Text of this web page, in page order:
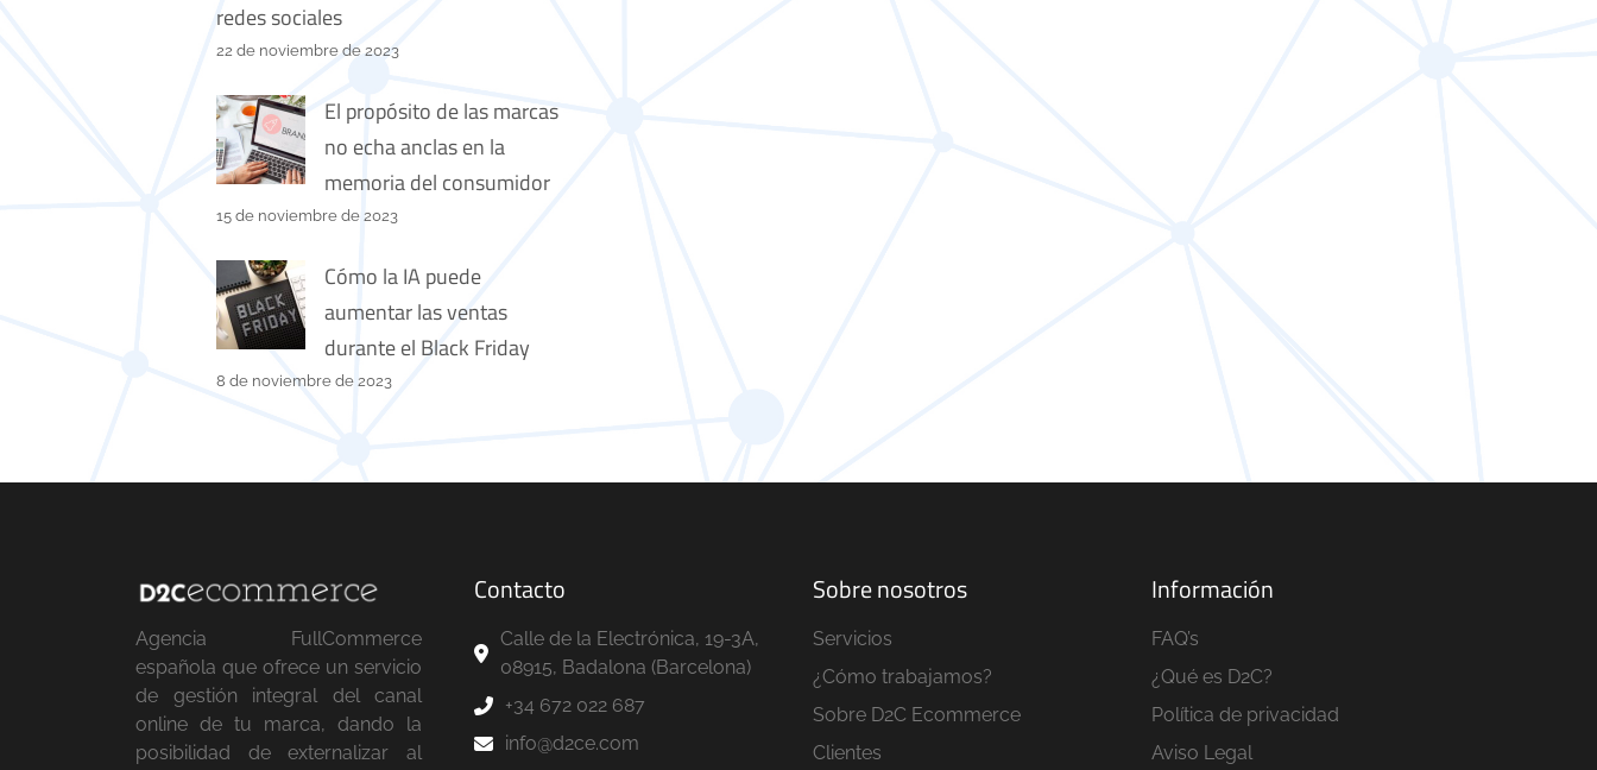
redes sociales
22 de noviembre de 2023
El propósito de las marcas
no echa anclas en la
memoria del consumidor
15 de noviembre de 2023
Cómo la IA puede
aumentar las ventas
durante el Black Friday
8 de noviembre de 2023
Agencia FullCommerce
española que ofrece un servicio
de gestión integral del canal
online de tu marca, dando la
posibilidad de externalizar al
Contacto
Calle de la Electrónica, 19-3A,
08915, Badalona (Barcelona)
+34 672 022 687
info@d2ce.com
Sobre nosotros
Servicios
¿Cómo trabajamos?
Sobre D2C Ecommerce
Clientes
Información
FAQ’s
¿Qué es D2C?
Política de privacidad
Aviso Legal